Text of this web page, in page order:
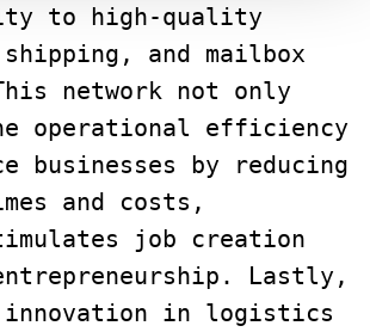
to high-quality
and mailbox
network not only
operational efficiency
businesses by reducing
and costs,
job creation
Lastly,
in logistics